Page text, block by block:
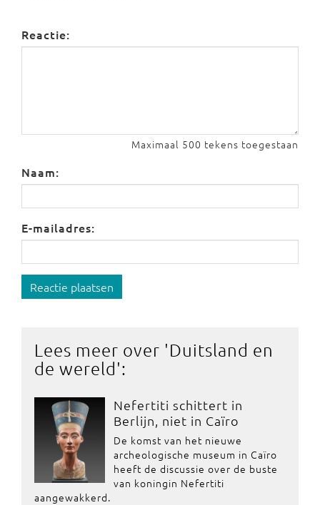
Reactie:
Maximaal 500 tekens toegestaan
Naam:
E-mailadres:
Reactie plaatsen
Lees meer over 'Duitsland en
de wereld':
Nefertiti schittert in
Berlijn, niet in Caïro
De komst van het nieuwe
archeologische museum in Caïro
heeft de discussie over de buste
van koningin Nefertiti
aangewakkerd.